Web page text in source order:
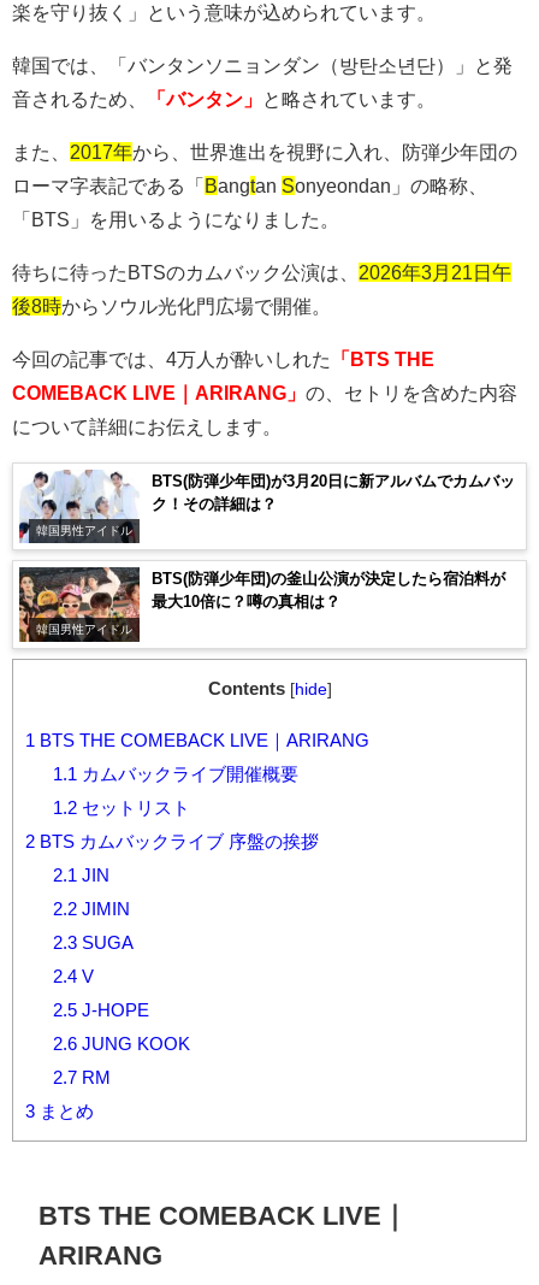
楽を守り抜く」という意味が込められています。
韓国では、「バンタンソニョンダン（방탄소년단）」と発
音されるため、
「バンタン」 と略されています。
また、 2017年から、世界進出を視野に入れ、防弾少年団の
ローマ字表記である「Bangtan Sonyeondan 」の略称、
「BTS 」を用いるようになりました。
待ちに待ったBTSのカムバック公演は、 2026年3月21日午
後8時からソウル光化門広場で開催。
今回の記事では、4万人が酔いしれた
「BTS THE
COMEBACK LIVE｜ARIRANG」 の、セトリを含めた内容
について詳細にお伝えします。
韓国男性アイドル
BTS(防弾少年団)が3月20日に新アルバムでカムバッ
ク！その詳細は？
韓国男性アイドル
BTS(防弾少年団)の釜山公演が決定したら宿泊料が
最大10倍に？噂の真相は？
Contents [hide]
1 BTS THE COMEBACK LIVE｜ARIRANG
1.1 カムバックライブ開催概要
1.2セットリスト
2 BTS カムバックライブ 序盤の挨拶
2.1 JIN
2.2JIMIN
2.3SUGA
2.4V
2.5J-HOPE
2.6JUNG KOOK
2.7RM
3 まとめ
BTS THE COMEBACK LIVE
ARIRANG